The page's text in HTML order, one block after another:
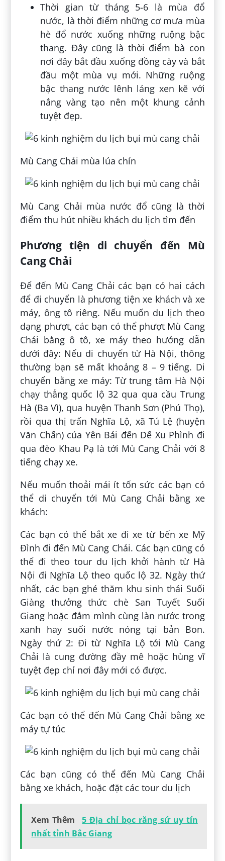
Thời gian từ tháng 5-6 là mùa đổ
nước, là thời điểm những cơ mưa mùa
hè đổ nước xuống những ruộng bậc
thang. Đây cũng là thời điểm bà con
nơi đây bắt đầu xuống đồng cày và bắt
đầu một mùa vụ mới. Những ruộng
bậc thang nước lênh láng xen kẽ với
nắng vàng tạo nên một khung cảnh
tuyệt đẹp.
Mù Cang Chải mùa lúa chín
Mù Cang Chải mùa nước đổ cũng là thời
điểm thu hút nhiều khách du lịch tìm đến
Phương tiện di chuyển đến Mù
Cang Chải
Để đến Mù Cang Chải các bạn có hai cách
để đi chuyển là phương tiện xe khách và xe
máy, ông tô riêng. Nếu muốn du lịch theo
dạng phượt, các bạn có thể phượt Mù Cang
Chải bằng ô tô, xe máy theo hướng dẫn
dưới đây: Nếu di chuyển từ Hà Nội, thông
thường bạn sẽ mất khoảng 8 – 9 tiếng. Di
chuyển bằng xe máy: Từ trung tâm Hà Nội
chạy thẳng quốc lộ 32 qua qua cầu Trung
Hà (Ba Vì), qua huyện Thanh Sơn (Phú Thọ),
rồi qua thị trấn Nghĩa Lộ, xã Tú Lệ (huyện
Văn Chấn) của Yên Bái đến Dế Xu Phình đi
qua đèo Khau Pạ là tới Mù Cang Chải với 8
tiếng chạy xe.
Nếu muốn thoải mái ít tốn sức các bạn có
thể di chuyển tới Mù Cang Chải bằng xe
khách:
Các bạn có thể bắt xe đi xe từ bến xe Mỹ
Đình đi đến Mù Cang Chải. Các bạn cũng có
thể đi theo tour du lịch khởi hành từ Hà
Nội đi Nghĩa Lộ theo quốc lộ 32. Ngày thứ
nhất, các bạn ghé thăm khu sinh thái Suối
Giàng thưởng thức chè San Tuyết Suối
Giang hoặc đắm mình cùng làn nước trong
xanh hay suối nước nóng tại bản Bon.
Ngày thứ 2: Đi từ Nghĩa Lộ tới Mù Cang
Chải là cung đường đầy mê hoặc hùng vĩ
tuyệt đẹp chỉ nơi đây mới có được.
Các bạn có thể đến Mù Cang Chải bằng xe
máy tự túc
Các bạn cũng có thể đến Mù Cang Chải
bằng xe khách, hoặc đặt các tour du lịch
Xem Thêm
5 Địa chỉ bọc răng sứ uy tín
nhất tỉnh Bắc Giang